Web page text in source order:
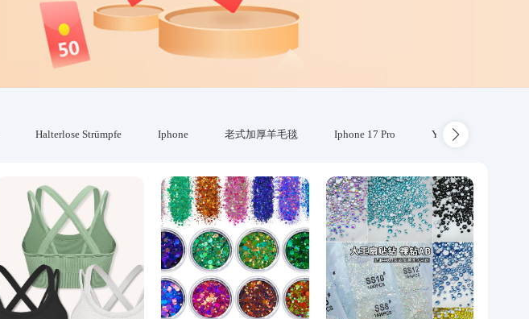
Halterlose Strümpfe Iphone 老式加厚羊毛毯 Iphone 17 Pro Yubikey